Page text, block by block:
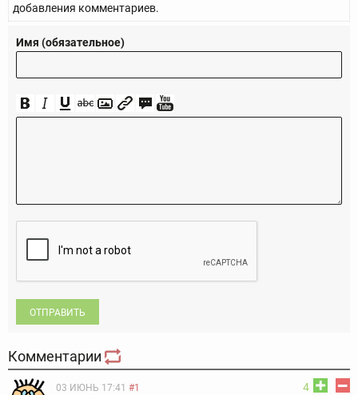
добавления комментариев.
Имя (обязательное)
ОТПРАВИТЬ
Комментарии
4
03 ИЮНЬ 17:41 #1